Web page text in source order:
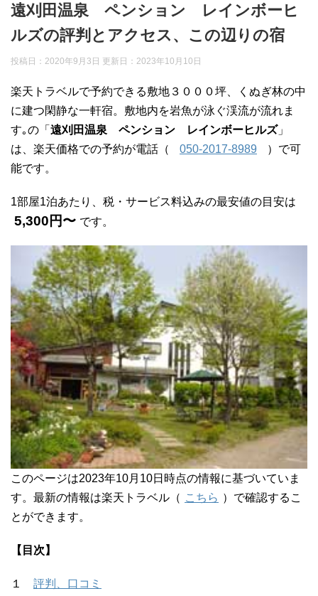
遠刈田温泉 ペンション レインボーヒ
ルズの評判とアクセス、この辺りの宿
投稿日：2020年9月3日 更新日： 2023年10月10日
楽天トラベルで予約できる敷地３０００坪、くぬぎ林の中
に建つ閑静な一軒宿。敷地内を岩魚が泳ぐ渓流が流れま
す｡の「 遠刈田温泉 ペンション レインボーヒルズ」
は、楽天価格での予約が電話（
050-2017-8989
）で可
能です。
1部屋1泊あたり、税・サービス料込みの最安値の目安は
5,300円〜 です。
このページは2023年10月10日時点の情報に基づいていま
す。最新の情報は楽天トラベル（ こちら ）で確認するこ
とができます。
【目次】
１ 評判、口コミ